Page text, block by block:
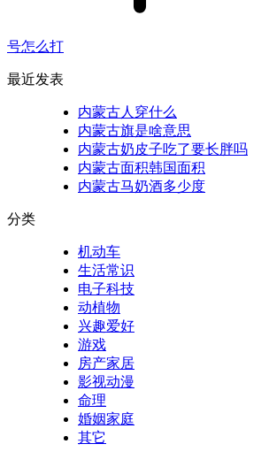
号怎么打
最近发表
内蒙古人穿什么
内蒙古旗是啥意思
内蒙古奶皮子吃了要长胖吗
内蒙古面积韩国面积
内蒙古马奶酒多少度
分类
机动车
生活常识
电子科技
动植物
兴趣爱好
游戏
房产家居
影视动漫
命理
婚姻家庭
其它